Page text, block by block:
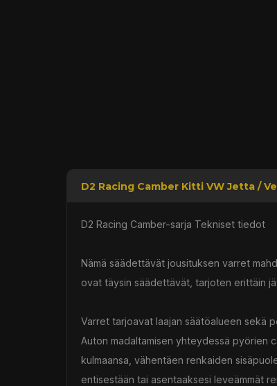
D2 Racing Camber Kitti VW Jetta /
D2 Racing Camber-sarja Tekniset tiedot
Nämä säädettävät jousituksen varret
ovat täysin säädettävät, tarjoten erittäin
Varret tarjoavat laajan säätöalueen sekä
Auton madaltamisen yhteydessä pyörien
kulmaansa, vähentäen renkaiden
entisestään tai asentaaksesi leveämmät